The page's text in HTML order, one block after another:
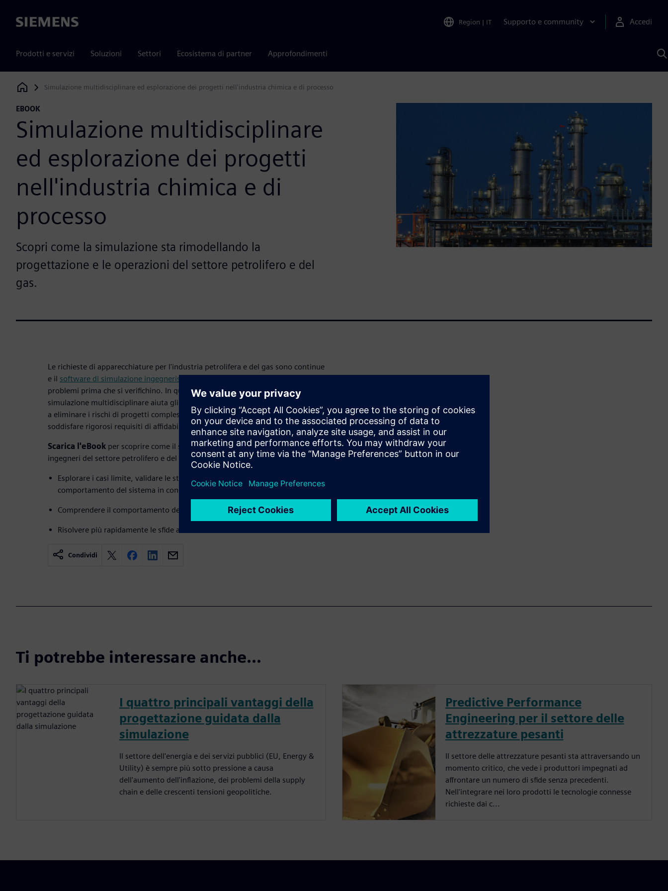
Siemens Region | IT Supporto e community Accedi
Prodotti e servizi Soluzioni Settori Ecosistema di partner Approfondimenti
Siemens Digital Industries Software
Simulazione multidisciplinare ed esplorazione dei progetti nell'industria chimica e di processo
EBOOK
Simulazione multidisciplinare
ed esplorazione dei progetti
nell'industria chimica e di
processo
Scopri come la simulazione sta rimodellando la
progettazione e le operazioni del settore petrolifero e del
gas.
Le richieste di apparecchiature per l'industria petrolifera e del gas sono continue
e il software di simulazione ingegneristica
problemi prima che si verifichino. In questo eBook, scoprirai come la
simulazione multidisciplinare aiuta gli ingegneri del settore petrolifero e del gas
a eliminare i rischi di progetti complessi, accelerare le tempistiche di sviluppo e
soddisfare rigorosi requisiti di affidabilità.
Scarica l'eBook per scoprire come il software di simulazione consente agli
ingegneri del settore petrolifero e del gas di:
Esplorare i casi limite, validare le strategie di controllo e comprendere il
comportamento del sistema in condizioni realistiche
Comprendere il comportamento del sistema in condizioni realistiche
Risolvere più rapidamente le sfide ad alto rischio
Condividi
Ti potrebbe interessare anche...
I quattro principali vantaggi della
progettazione guidata dalla
simulazione
Il settore dell'energia e dei servizi pubblici (EU, Energy &
Utility) è sempre più sotto pressione a causa
dell'aumento dell'inflazione, dei problemi della supply
chain e delle crescenti tensioni geopolitiche.
Predictive Performance
Engineering per il settore delle
attrezzature pesanti
Il settore delle attrezzature pesanti sta attraversando un
momento critico, che vede i produttori impegnati ad
affrontare un numero di sfide senza precedenti.
Nell'integrare nei loro prodotti le tecnologie connesse
richieste dai c...